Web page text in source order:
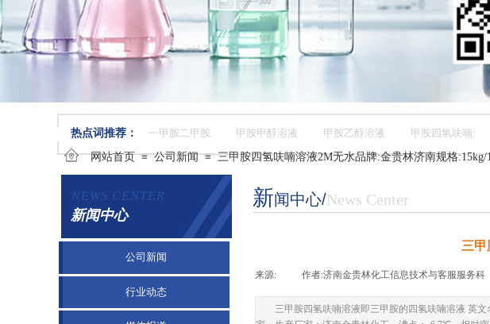
一甲胺二甲胺三甲胺甲胺甲醇溶液 甲胺乙醇溶液 甲胺四氢呋喃溶液
热点词推荐：
网站首页 ≡ 公司新闻 ≡ 三甲胺四氢呋喃溶液2M无水品牌:金贵林济南规格:15kg/
新闻中心​/News Center
NEWS CENTER
新闻中心
三甲
来源: 作者:济南金贵林化工信息技术与客服服务科
三甲胺四氢呋喃溶液即三甲胺的四氢呋喃溶液 英
公司新闻
行业动态